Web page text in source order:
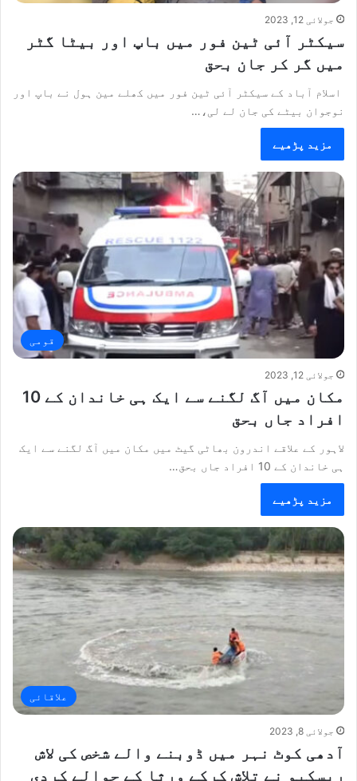
جولائی 12, 2023
سیکٹر آئی ٹین فور میں باپ اور بیٹا گٹر
میں گر کر جان بحق
اسلام آباد کے سیکٹر آئی ٹین فور میں کھلے مین ہول نے باپ اور
نوجوان بیٹے کی جان لے لی،…
مزید پڑھیے
قومی
جولائی 12, 2023
مکان میں آگ لگنے سے ایک ہی خاندان کے 10
افراد جاں بحق
لاہور کے علاقے اندرون بھاٹی گیٹ میں مکان میں آگ لگنے سے ایک
ہی خاندان کے 10 افراد جاں بحق…
مزید پڑھیے
علاقائی
جولائی 8, 2023
آدھی کوٹ نہر میں ڈوبنے والے شخص کی لاش
ریسکیو نے تلاش کرکے ورثا کے حوالے کردی